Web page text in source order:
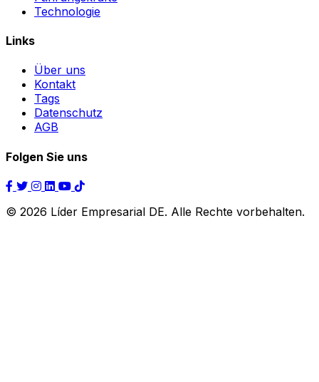
Technologie
Links
Über uns
Kontakt
Tags
Datenschutz
AGB
Folgen Sie uns
© 2026 Líder Empresarial DE. Alle Rechte vorbehalten.